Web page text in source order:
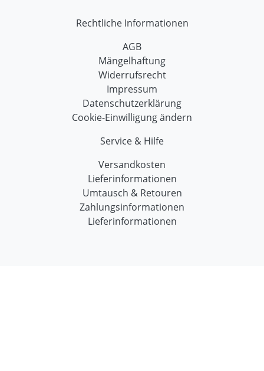
Rechtliche Informationen
AGB
Mängelhaftung
Widerrufsrecht
Impressum
Datenschutzerklärung
Cookie-Einwilligung ändern
Service & Hilfe
Versandkosten
Lieferinformationen
Umtausch & Retouren
Zahlungsinformationen
Lieferinformationen